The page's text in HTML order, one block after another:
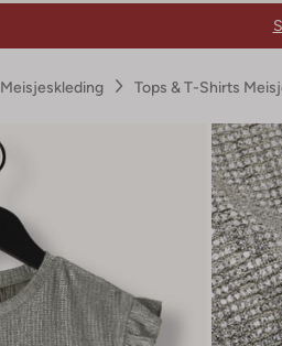
Meisjeskleding Tops & T-Shirts